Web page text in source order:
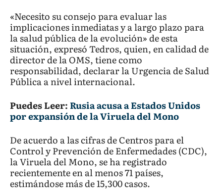
«Necesito su consejo para evaluar las
implicaciones inmediatas y a largo plazo para
la salud pública de la evolución» de esta
situación, expresó Tedros, quien, en calidad de
director de la OMS, tiene como
responsabilidad, declarar la Urgencia de Salud
Pública a nivel internacional.
Puedes Leer:Rusia acusa a Estados Unidos
por expansión de la Viruela del Mono
De acuerdo a las cifras de Centros para el
Control y Prevención de Enfermedades (CDC),
la Viruela del Mono, se ha registrado
recientemente en al menos 71 países,
estimándose más de 15,300 casos.